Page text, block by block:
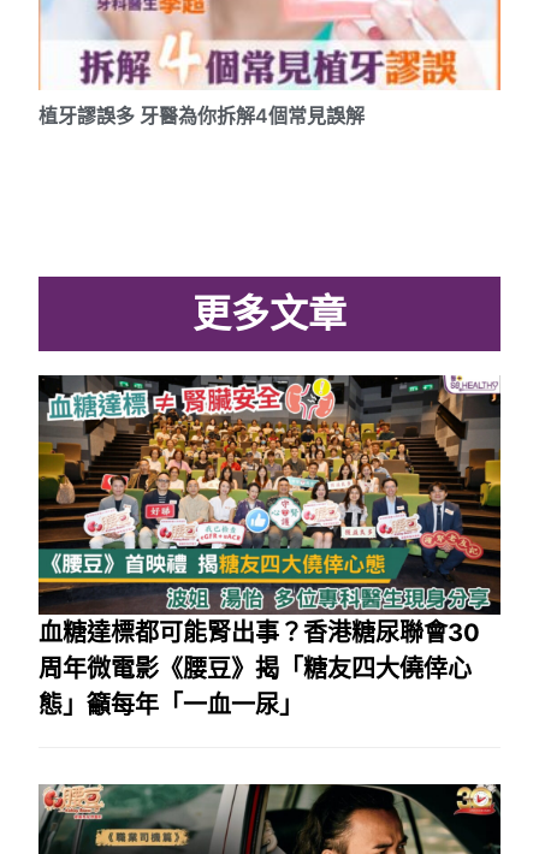
植牙謬誤多 牙醫為你拆解4個常見誤解
更多文章
血糖達標都可能腎出事？香港糖尿聯會30
周年微電影《腰豆》揭「糖友四大僥倖心
態」籲每年「一血一尿」